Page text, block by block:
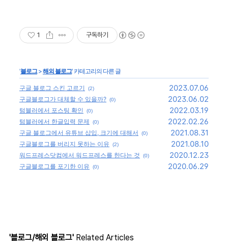
1 구독하기
'블로그>해외 블로그' 카테고리의 다른 글
구글 블로그 스킨 고르기 (2) 2023.07.06
구글블로그가 대체할 수 있을까? (0) 2023.06.02
텀블러에서 포스팅 확인 (0) 2022.03.19
텀블러에서 한글입력 문제 (0) 2022.02.26
구글 블로그에서 유튜브 삽입, 크기에 대해서 (0) 2021.08.31
구글블로그를 버리지 못하는 이유 (2) 2021.08.10
워드프레스닷컴에서 워드프레스를 한다는 것 (0) 2020.12.23
구글블로그를 포기한 이유 (0) 2020.06.29
'블로그/해외 블로그' Related Articles